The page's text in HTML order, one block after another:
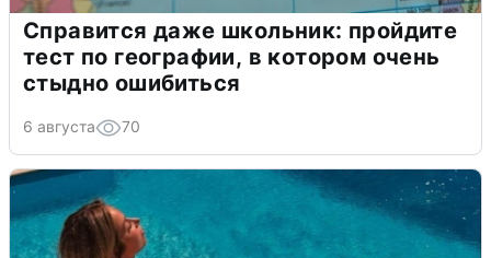
Справится даже школьник: пройдите
тест по географии, в котором очень
стыдно ошибиться
6 августа 70